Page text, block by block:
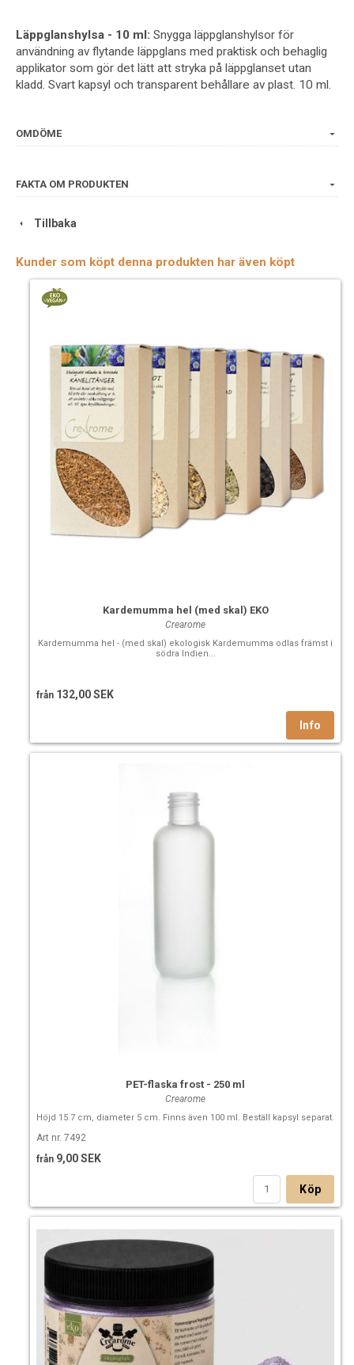
Läppglanshylsa - 10 ml: Snygga läppglanshylsor för
användning av flytande läppglans med praktisk och behaglig
applikator som gör det lätt att stryka på läppglanset utan
kladd. Svart kapsyl och transparent behållare av plast. 10 ml.
OMDÖME
FAKTA OM PRODUKTEN
Tillbaka
Kunder som köpt denna produkten har även köpt
Kardemumma hel (med skal) EKO
Crearome
Kardemumma hel - (med skal) ekologisk Kardemumma odlas främst i
södra Indien...
från 132,00 SEK
PET-flaska frost - 250 ml
Crearome
Höjd 15.7 cm, diameter 5 cm. Finns även 100 ml. Beställ kapsyl separat.
Art nr. 7492
från 9,00 SEK
Köp